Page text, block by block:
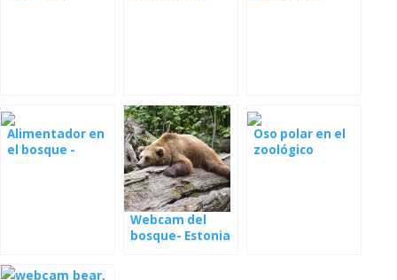
Alimentador en
el bosque -
Webcam del
bosque- Estonia
Oso polar en el
zoológico